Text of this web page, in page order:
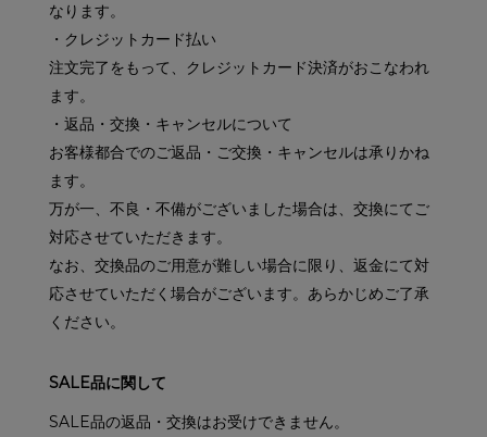
なります。
・クレジットカード払い
注文完了をもって、クレジットカード決済がおこなわれ
ます。
・返品・交換・キャンセルについて
お客様都合でのご返品・ご交換・キャンセルは承りかね
ます。
万が一、不良・不備がございました場合は、交換にてご
対応させていただきます。
なお、交換品のご用意が難しい場合に限り、返金にて対
応させていただく場合がございます。あらかじめご了承
ください。
SALE品に関して
SALE品の返品・交換はお受けできません。